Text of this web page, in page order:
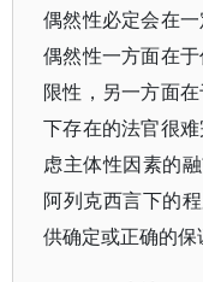
偶然性必定会在
偶然性一方面在
限性，另一方面
下存在的法官很
虑主体性因素的
阿列克西言下的
供确定或正确的保